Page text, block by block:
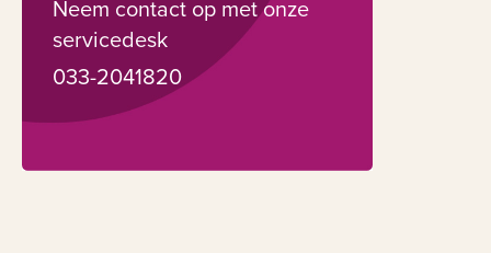
Neem contact op met onze
servicedesk
033-2041820